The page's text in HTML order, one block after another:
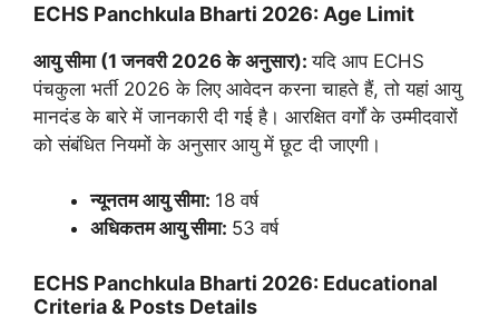
ECHS Panchkula Bharti 2026: Age Limit
आयु सीमा (1 जनवरी 2026 के अनुसार):यदि आप ECHS
पंचकुला भर्ती 2026 के लिए आवेदन करना चाहते हैं, तो यहां आयु
मानदंड के बारे में जानकारी दी गई है। आरक्षित वर्गों के उम्मीदवारों
को संबंधित नियमों के अनुसार आयु में छूट दी जाएगी।
न्यूनतम आयु सीमा: 18 वर्ष
अधिकतम आयु सीमा: 53 वर्ष
ECHS Panchkula Bharti 2026: Educational
Criteria & Posts Details